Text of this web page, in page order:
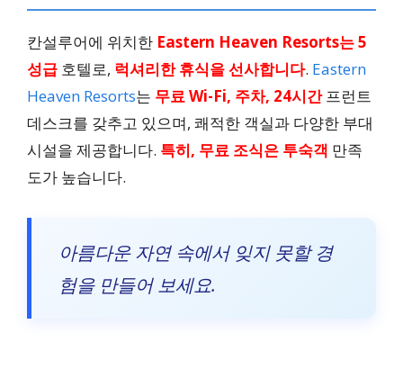
데샤단 에코 밸리 리조트
Top Value, 24시간 프런
트 데스크
Rock N Brook Resort, Ka
nthalloor
칸설루어에 위치한 Eastern Heaven Resorts는 5
성급 호텔로, 럭셔리한 휴식을 선사합니다. Eastern
Heaven Resorts는 무료 Wi-Fi, 주차, 24시간프런트
데스크를 갖추고 있으며, 쾌적한 객실과 다양한 부대
시설을 제공합니다. 특히, 무료 조식은 투숙객 만족
도가 높습니다.
아름다운 자연 속에서 잊지 못할 경
험을 만들어 보세요.